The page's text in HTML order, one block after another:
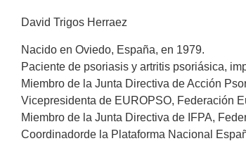
David Trigos Herraez
Nacido en Oviedo, España, en 1979.
Paciente de psoriasis y artritis psoriásica,
Miembro de la Junta Directiva de Acción
Vicepresidenta de EUROPSO, Federación
Miembro de la Junta Directiva de IFPA,
Coordinadorde la Plataforma Nacional